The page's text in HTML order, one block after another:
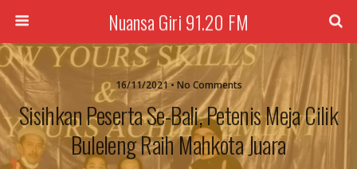
Nuansa Giri 91.20 FM
16/11/2021 • No Comments
Sisihkan Peserta Se-Bali, Petenis Meja Cilik
Buleleng Raih Mahkota Juara